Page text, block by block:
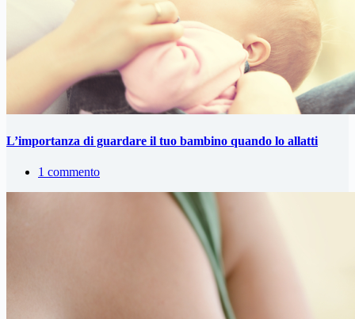
L’importanza di guardare il tuo bambino quando lo allatti
1 commento